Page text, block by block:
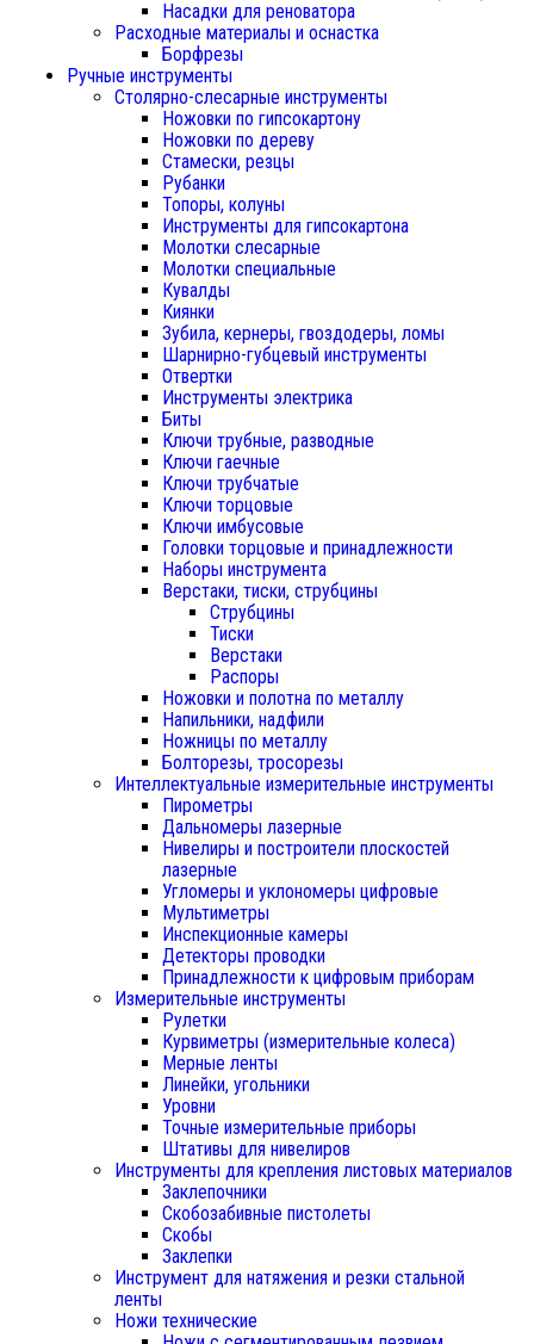
Насадки для реноватора
Расходные материалы и оснастка
Борфрезы
Ручные инструменты
Столярно-слесарные инструменты
Ножовки по гипсокартону
Ножовки по дереву
Стамески, резцы
Рубанки
Топоры, колуны
Инструменты для гипсокартона
Молотки слесарные
Молотки специальные
Кувалды
Киянки
Зубила, кернеры, гвоздодеры, ломы
Шарнирно-губцевый инструменты
Отвертки
Инструменты электрика
Биты
Ключи трубные, разводные
Ключи гаечные
Ключи трубчатые
Ключи торцовые
Ключи имбусовые
Головки торцовые и принадлежности
Наборы инструмента
Верстаки, тиски, струбцины
Струбцины
Тиски
Верстаки
Распоры
Ножовки и полотна по металлу
Напильники, надфили
Ножницы по металлу
Болторезы, тросорезы
Интеллектуальные измерительные инструменты
Пирометры
Дальномеры лазерные
Нивелиры и построители плоскостей
лазерные
Угломеры и уклономеры цифровые
Мультиметры
Инспекционные камеры
Детекторы проводки
Принадлежности к цифровым приборам
Измерительные инструменты
Рулетки
Курвиметры (измерительные колеса)
Мерные ленты
Линейки, угольники
Уровни
Точные измерительные приборы
Штативы для нивелиров
Инструменты для крепления листовых материалов
Заклепочники
Скобозабивные пистолеты
Скобы
Заклепки
Инструмент для натяжения и резки стальной
ленты
Ножи технические